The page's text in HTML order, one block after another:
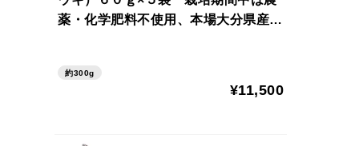
薬・化学肥料不使用、本場大分県産
約300g
¥11,500